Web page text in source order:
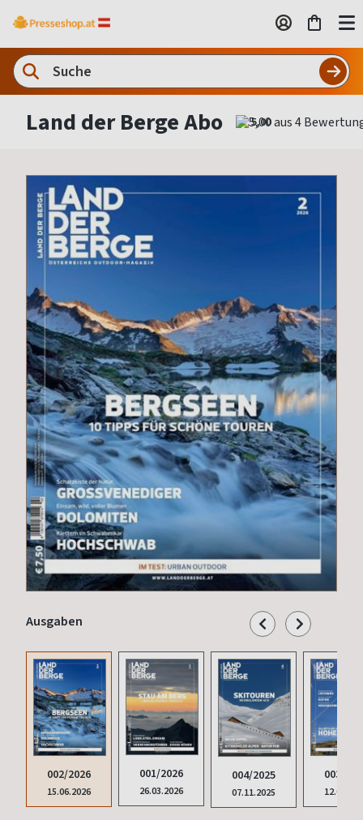
Land der Berge Abo 5,00
Ausgaben
002/2026
15.06.2026
001/2026
26.03.2026
004/2025
07.11.2025
003/